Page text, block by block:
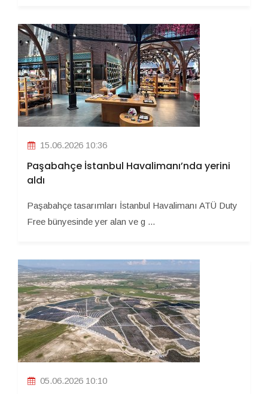
15.06.2026 10:36
Paşabahçe İstanbul Havalimanı’nda yerini
aldı
Paşabahçe tasarımları İstanbul Havalimanı ATÜ Duty
Free bünyesinde yer alan ve g ...
05.06.2026 10:10